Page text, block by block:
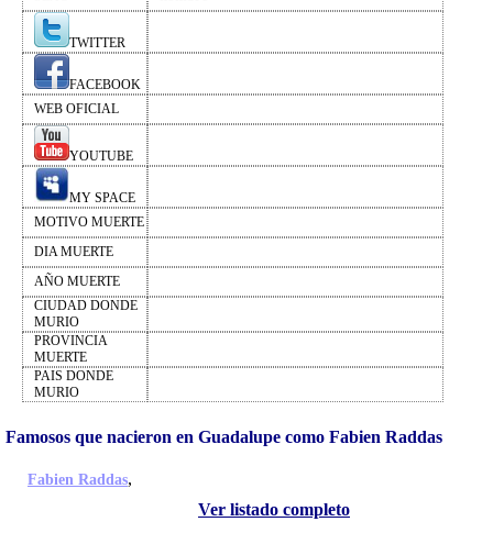
TWITTER
FACEBOOK
WEB OFICIAL
YOUTUBE
MY SPACE
MOTIVO MUERTE
DIA MUERTE
AÑO MUERTE
CIUDAD DONDE
MURIO
PROVINCIA
MUERTE
PAIS DONDE
MURIO
Famosos que nacieron en Guadalupe como Fabien Raddas
Fabien Raddas,
Ver listado completo